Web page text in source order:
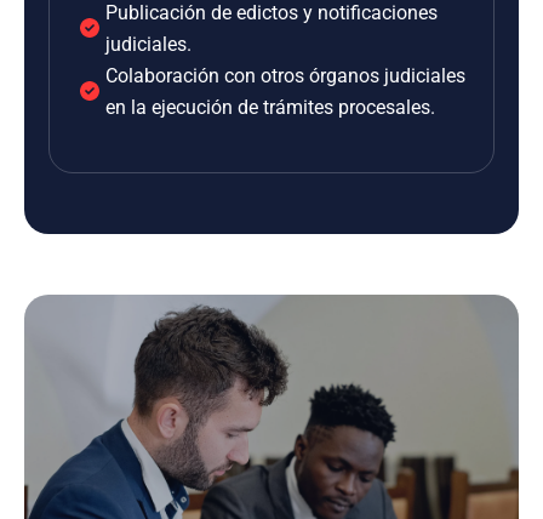
Publicación de edictos y notificaciones
judiciales.
Colaboración con otros órganos judiciales
en la ejecución de trámites procesales.